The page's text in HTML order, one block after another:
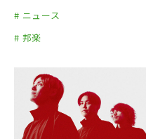
# ニュース
# 邦楽